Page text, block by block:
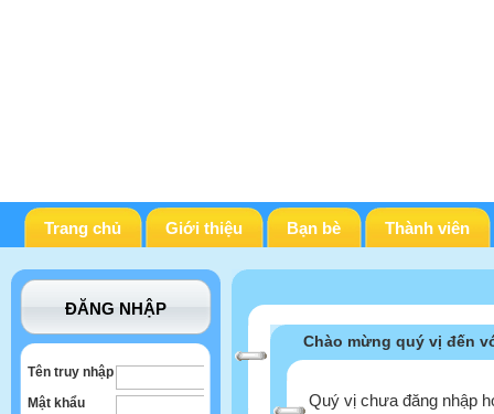
Trang chủ Giới thiệu Bạn bè Thành viên
ĐĂNG NHẬP
Tên truy nhập
Mật khẩu
Chào mừng quý vị đến
Quý vị chưa đăng nhập